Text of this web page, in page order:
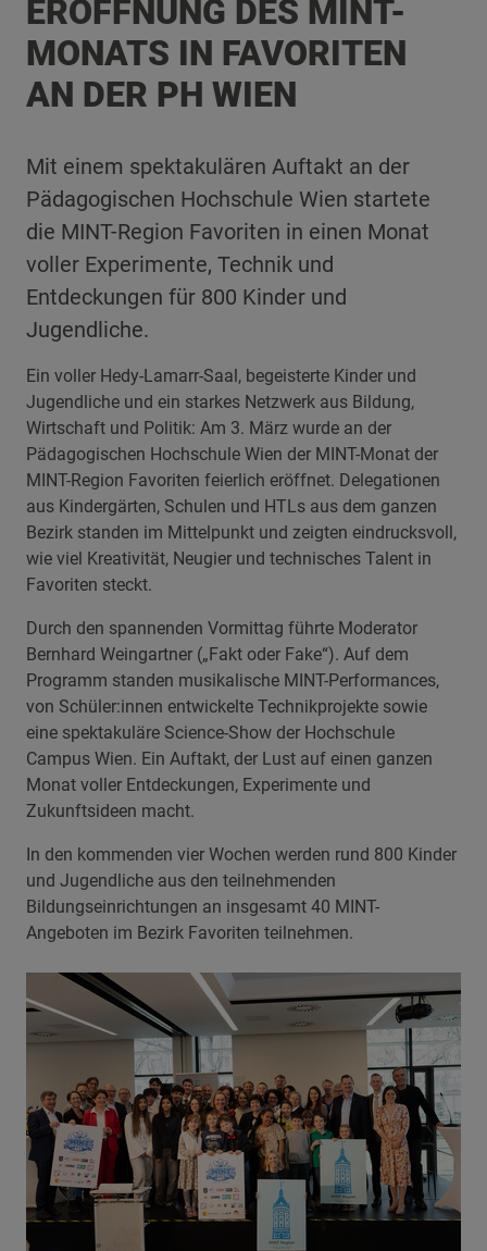
ERÖFFNUNG DES MINT-
MONATS IN FAVORITEN
AN DER PH WIEN
Mit einem spektakulären Auftakt an der
Pädagogischen Hochschule Wien startete
die MINT-Region Favoriten in einen Monat
voller Experimente, Technik und
Entdeckungen für 800 Kinder und
Jugendliche.
Ein voller Hedy-Lamarr-Saal, begeisterte Kinder und
Jugendliche und ein starkes Netzwerk aus Bildung,
Wirtschaft und Politik: Am 3. März wurde an der
Pädagogischen Hochschule Wien der MINT-Monat der
MINT-Region Favoriten feierlich eröffnet. Delegationen
aus Kindergärten, Schulen und HTLs aus dem ganzen
Bezirk standen im Mittelpunkt und zeigten eindrucksvoll,
wie viel Kreativität, Neugier und technisches Talent in
Favoriten steckt.
Durch den spannenden Vormittag führte Moderator
Bernhard Weingartner („Fakt oder Fake“). Auf dem
Programm standen musikalische MINT-Performances,
von Schüler:innen entwickelte Technikprojekte sowie
eine spektakuläre Science-Show der Hochschule
Campus Wien. Ein Auftakt, der Lust auf einen ganzen
Monat voller Entdeckungen, Experimente und
Zukunftsideen macht.
In den kommenden vier Wochen werden rund 800 Kinder
und Jugendliche aus den teilnehmenden
Bildungseinrichtungen an insgesamt 40 MINT-
Angeboten im Bezirk Favoriten teilnehmen.